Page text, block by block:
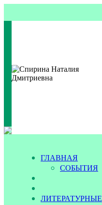
ГЛАВНАЯ
СОБЫТИЯ
ЛИТЕРАТУРНЫЕ